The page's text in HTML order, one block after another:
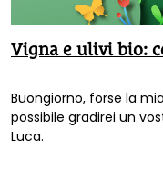
Vigna e ulivi bio:
Buongiorno, forse la
possibile gradirei un
Luca.